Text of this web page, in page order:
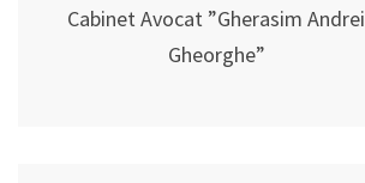
Cabinet Avocat ”Gherasim Andrei
Gheorghe”